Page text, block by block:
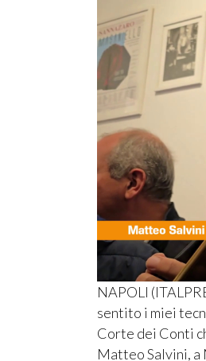
NAPOLI
sentito i miei
Corte dei Conti
Matteo Salvini, a